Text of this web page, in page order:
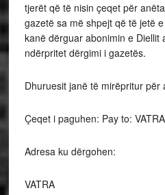
tjerët që të nisin çeqet për
gazetë sa më shpejt që të jetë
kanë dërguar abonimin e Diellit
ndërpritet dërgimi i gazetës.
Dhuruesit janë të mirëpritur për
Çeqet i paguhen: Pay to:
Adresa ku dërgohen:
VATRA